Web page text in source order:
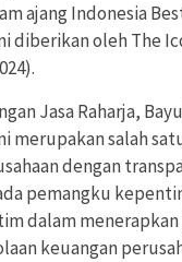
ajang Indonesia
diberikan oleh The
Jasa Raharja,
merupakan salah
dengan
pemangku
dalam
keuangan